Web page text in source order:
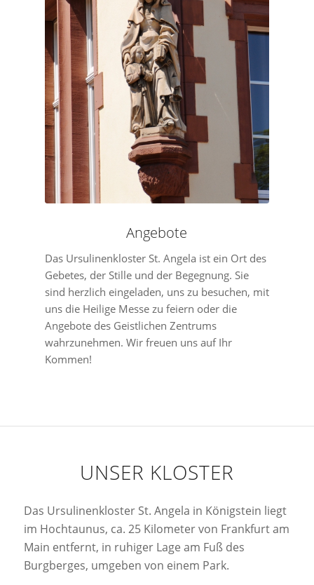
Angebote
Das Ursulinenkloster St. Angela ist ein Ort des
Gebetes, der Stille und der Begegnung. Sie
sind herzlich eingeladen, uns zu besuchen, mit
uns die Heilige Messe zu feiern oder die
Angebote des Geistlichen Zentrums
wahrzunehmen. Wir freuen uns auf Ihr
Kommen!
UNSER KLOSTER
Das Ursulinenkloster St. Angela in Königstein liegt
im Hochtaunus, ca. 25 Kilometer von Frankfurt am
Main entfernt, in ruhiger Lage am Fuß des
Burgberges, umgeben von einem Park.